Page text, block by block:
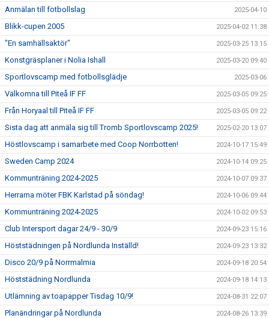
Anmälan till fotbollslag 2025-04-10
Blikk-cupen 2005 2025-04-02 11:38
"En samhällsaktör" 2025-03-25 13:15
Konstgräsplaner i Nolia Ishall 2025-03-20 09:40
Sportlovscamp med fotbollsglädje 2025-03-06
Välkomna till Piteå IF FF 2025-03-05 09:25
Från Horyaal till Piteå IF FF 2025-03-05 09:22
Sista dag att anmäla sig till Tromb Sportlovscamp 2025! 2025-02-20 13:07
Höstlovscamp i samarbete med Coop Norrbotten! 2024-10-17 15:49
Sweden Camp 2024 2024-10-14 09:25
Kommunträning 2024-2025 2024-10-07 09:37
Herrarna möter FBK Karlstad på söndag! 2024-10-06 09:44
Kommunträning 2024-2025 2024-10-02 09:53
Club Intersport dagar 24/9 - 30/9 2024-09-23 15:16
Höststädningen på Nordlunda Inställd! 2024-09-23 13:32
Disco 20/9 på Norrmalmia 2024-09-18 20:54
Höststädning Nordlunda 2024-09-18 14:13
Utlämning av toapapper Tisdag 10/9! 2024-08-31 22:07
Planändringar på Nordlunda 2024-08-26 13:39